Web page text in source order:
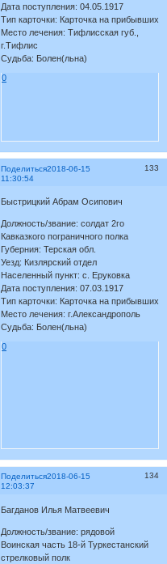
Дата поступления: 04.05.1917
Тип карточки: Карточка на прибывших
Место лечения: Тифлисская губ.,
г.Тифлис
Судьба: Болен(льна)
0
Поделиться 133
2018-06-15
11:30:54
Быстрицкий Абрам Осипович
Должность/звание: солдат 2го
Кавказкого пограничного полка
Губерния: Терская обл.
Уезд: Кизлярский отдел
Населенный пункт: с. Еруковка
Дата поступления: 07.03.1917
Тип карточки: Карточка на прибывших
Место лечения: г.Александрополь
Судьба: Болен(льна)
0
Поделиться 134
2018-06-15
12:03:37
Багданов Илья Матвеевич
Должность/звание: рядовой
Воинская часть 18-й Туркестанский
стрелковый полк